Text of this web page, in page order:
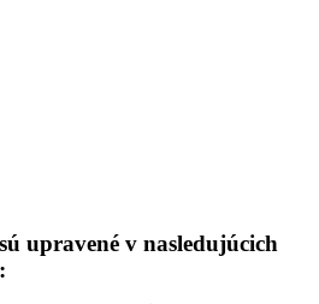
upravené v nasledujúcich